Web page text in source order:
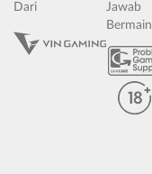
Dari
Jawab
Bermain